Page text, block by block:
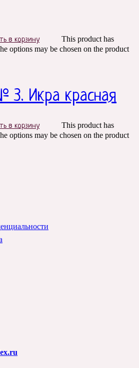
в корзину
This product has
options may be chosen on the product
3. Икра красная
в корзину
This product has
options may be chosen on the product